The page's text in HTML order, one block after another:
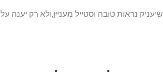
שיעניק נראות טובה וסטייל מעניין,ולא רק יענה